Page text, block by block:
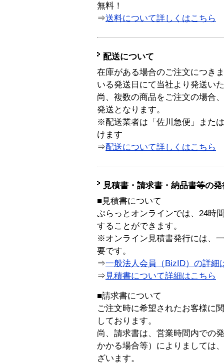
無料！
⇒送料について詳しくはこちら
配送について
在庫がある場合のご注文につき
いる発送日にて当社より発送い
尚、複数の商品をご注文の場合
発送となります。
※配送業者は「佐川急便」また
けます
⇒配送について詳しくはこちら
見積書・請求書・納品書等の
■見積書について
ぷらっとオンラインでは、24時
することができます。
※オンライン見積書発行には、
要です。
⇒一般法人会員（BizID）の詳細
⇒ 見積書について詳細はこちら
■請求書について
ご注文時に希望されたお客様に
しております。
尚、請求書は、営業時間内での
かかる場合等）によりましては
ざいます。